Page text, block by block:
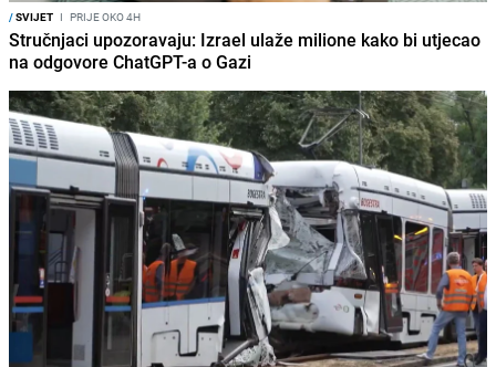
/SVIJET I PRIJE OKO 4H
Stručnjaci upozoravaju: Izrael ulaže milione kako bi utjecao
na odgovore ChatGPT-a o Gazi